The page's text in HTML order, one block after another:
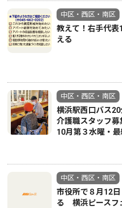
中区・西区・南区
教えて！右手代
える
中区・西区・南区
横浜駅西口バス
介護職スタッフ
10月第３水曜・
中区・西区・南区
市役所で８月12
る 横浜ピースフ